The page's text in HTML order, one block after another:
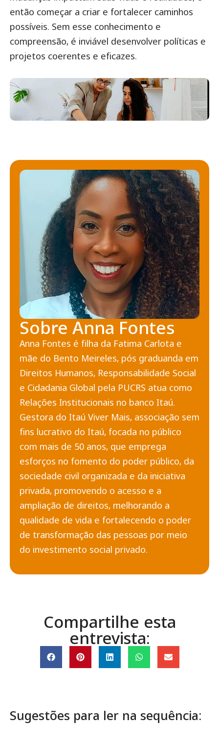
então começar a criar e fortalecer caminhos
possíveis. Sem esse conhecimento e
compreensão, é inviável desenvolver políticas e
projetos coerentes e eficazes.
Sobre Anna Fontes
Anna Fontes é filha da Fatima Carlota e
mãe do Bento Meireles, pós graduanda em
Direitos Humanos, Responsabilidade Social
e Cidadania Global pela PUCRS atua como
Relações Institucionais no banco Itaú.
Gestora do Itaú Viver Mais, associação sem
fins lucrativo do Itaú, focada no público
com mais de 50 anos, que emprega
esforços no fomento do poder público, da
sociedade civil organizada e da iniciativa
privada, promovendo o acesso e a
ampliação de direitos, melhorando a
qualidade de vida e fortalecendo o poder
de transformação das pessoas por meio
do investimento social privado.
Compartilhe esta
entrevista:
Sugestões para ler na sequência: